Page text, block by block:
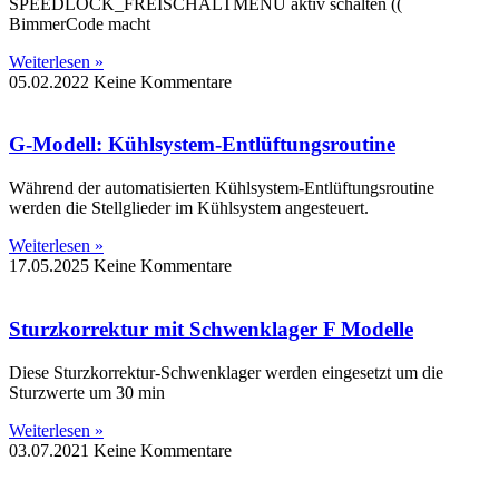
BimmerCode macht
Weiterlesen »
05.02.2022 Keine Kommentare
G-Modell: Kühlsystem-Entlüftungsroutine
Während der automatisierten Kühlsystem-Entlüftungsroutine
werden die Stellglieder im Kühlsystem angesteuert.
Weiterlesen »
17.05.2025 Keine Kommentare
Sturzkorrektur mit Schwenklager F Modelle
Diese Sturzkorrektur-Schwenklager werden eingesetzt um die
Sturzwerte um 30 min
Weiterlesen »
03.07.2021 Keine Kommentare